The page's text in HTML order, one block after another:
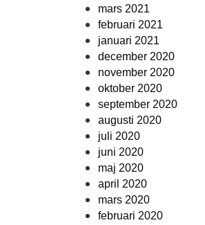
mars 2021
februari 2021
januari 2021
december 2020
november 2020
oktober 2020
september 2020
augusti 2020
juli 2020
juni 2020
maj 2020
april 2020
mars 2020
februari 2020